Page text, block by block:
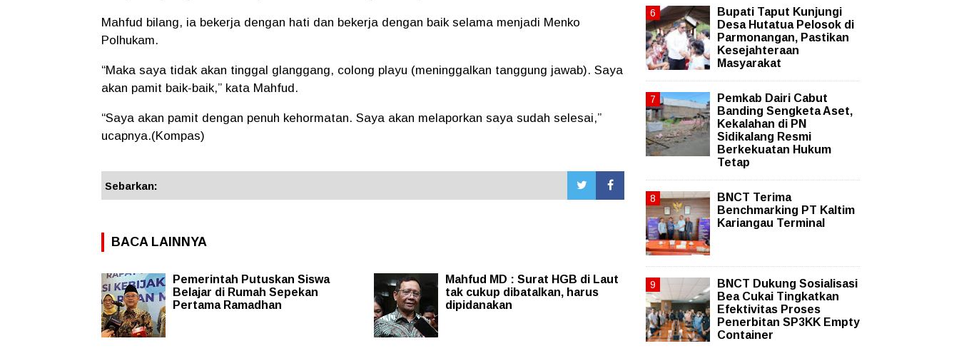
Mahfud bilang, ia bekerja dengan hati dan bekerja dengan baik selama menjadi Menko
Polhukam.
“Maka saya tidak akan tinggal glanggang, colong playu (meninggalkan tanggung jawab). Saya
akan pamit baik-baik,” kata Mahfud.
“Saya akan pamit dengan penuh kehormatan. Saya akan melaporkan saya sudah selesai,”
ucapnya.(Kompas)
Sebarkan:
BACA LAINNYA
Pemerintah Putuskan Siswa
Belajar di Rumah Sepekan
Pertama Ramadhan
Mahfud MD : Surat HGB di Laut
tak cukup dibatalkan, harus
dipidanakan
Bupati Taput Kunjungi
Desa Hutatua Pelosok di
Parmonangan, Pastikan
Kesejahteraan
Masyarakat
Pemkab Dairi Cabut
Banding Sengketa Aset,
Kekalahan di PN
Sidikalang Resmi
Berkekuatan Hukum
Tetap
BNCT Terima
Benchmarking PT Kaltim
Kariangau Terminal
BNCT Dukung Sosialisasi
Bea Cukai Tingkatkan
Efektivitas Proses
Penerbitan SP3KK Empty
Container